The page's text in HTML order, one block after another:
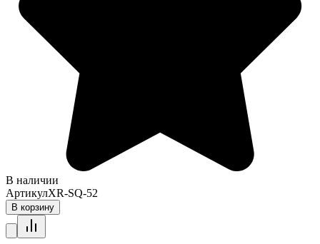
В наличии
АртикулXR-SQ-52
В корзину